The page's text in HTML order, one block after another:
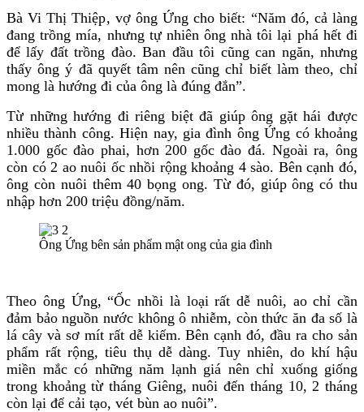
Bà Vi Thị Thiệp, vợ ông Ứng cho biết: “Năm đó, cả làng
đang trồng mía, nhưng tự nhiên ông nhà tôi lại phá hết đi
để lấy đất trồng đào. Ban đầu tôi cũng can ngăn, nhưng
thấy ông ý đã quyết tâm nên cũng chỉ biết làm theo, chỉ
mong là hướng đi của ông là đúng đắn”.
Từ những hướng đi riêng biệt đã giúp ông gặt hái được
nhiều thành công. Hiện nay, gia đình ông Ứng có khoảng
1.000 gốc đào phai, hơn 200 gốc đào đá. Ngoài ra, ông
còn có 2 ao nuôi ốc nhồi rộng khoảng 4 sào. Bên cạnh đó,
ông còn nuôi thêm 40 bọng ong. Từ đó, giúp ông có thu
nhập hơn 200 triệu đồng/năm.
Ông Ứng bên sản phẩm mật ong của gia đình
Theo ông Ứng, “Ốc nhồi là loại rất dễ nuôi, ao chỉ cần
đảm bảo nguồn nước không ô nhiễm, còn thức ăn đa số là
lá cây và sơ mít rất dễ kiếm. Bên cạnh đó, đầu ra cho sản
phẩm rất rộng, tiêu thụ dễ dàng. Tuy nhiên, do khí hậu
miền mắc có những năm lạnh giá nên chỉ xuống giống
trong khoảng từ tháng Giêng, nuôi đến tháng 10, 2 tháng
còn lại để cải tạo, vét bùn ao nuôi”.